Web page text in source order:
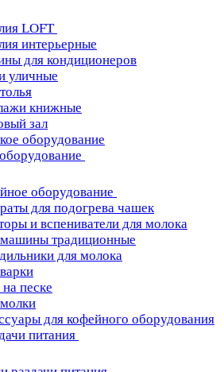
LOFT
интерьерные
для кондиционеров
уличные
книжные
зал
оборудование
оборудование
для подогрева чашек
и вспениватели для молока
традиционные
для молока
песке
для кофейного оборудования
питания